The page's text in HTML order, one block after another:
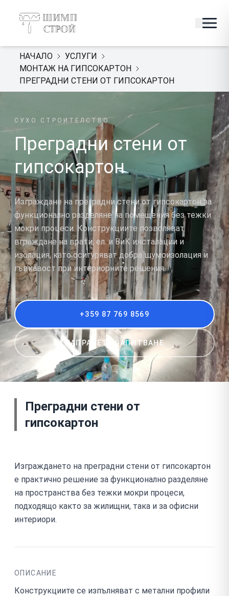
НАЧАЛО
УСЛУГИ
МОНТАЖ НА ГИПСОКАРТОН
ПРЕГРАДНИ СТЕНИ ОТ ГИПСОКАРТОН
СУХО СТРОИТЕЛСТВО
Преградни стени от
гипсокартон
Изграждане на преградни стени от гипсокартон за
функционално разделяне на помещения без тежки
мокри процеси. Конструкциите позволяват
вграждане на врати, ел. и ВиК инсталации и
изолация, като осигуряват добра шумоизолация и
гъвкавост при интериорните решения.
+359 87 769 8569
НАПРАВЕТЕ ЗАПИТВАНЕ
Преградни стени от
гипсокартон
Изграждането на преградни стени от гипсокартон
е практично решение за функционално разделяне
на пространства без тежки мокри процеси,
подходящо както за жилищни, така и за офисни
интериори.
ОПИСАНИЕ
Конструкциите се изпълняват с метални профили